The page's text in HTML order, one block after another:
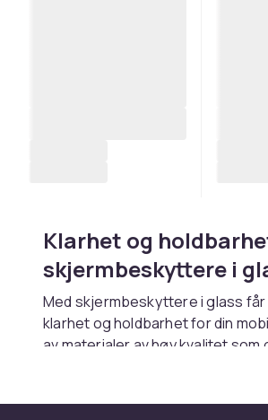
Klarhet og
skjermbeskyttere i
Med skjermbeskyttere i glass får
klarhet og holdbarhet for din
av materialer av høy kvalitet som
opprettholder skjermens
for å utforske vårt utvalg av